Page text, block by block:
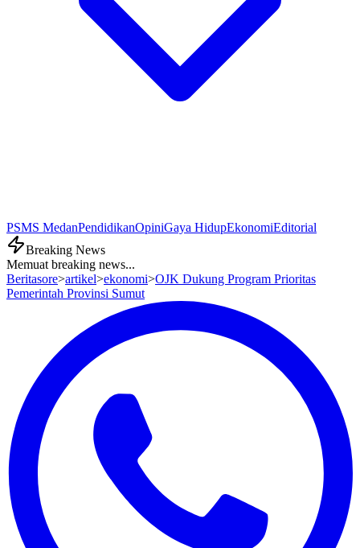
PSMS MedanPendidikanOpiniGaya HidupEkonomiEditorial
Breaking News
Memuat breaking news...
Beritasore>artikel>ekonomi>OJK Dukung Program Prioritas
Pemerintah Provinsi Sumut